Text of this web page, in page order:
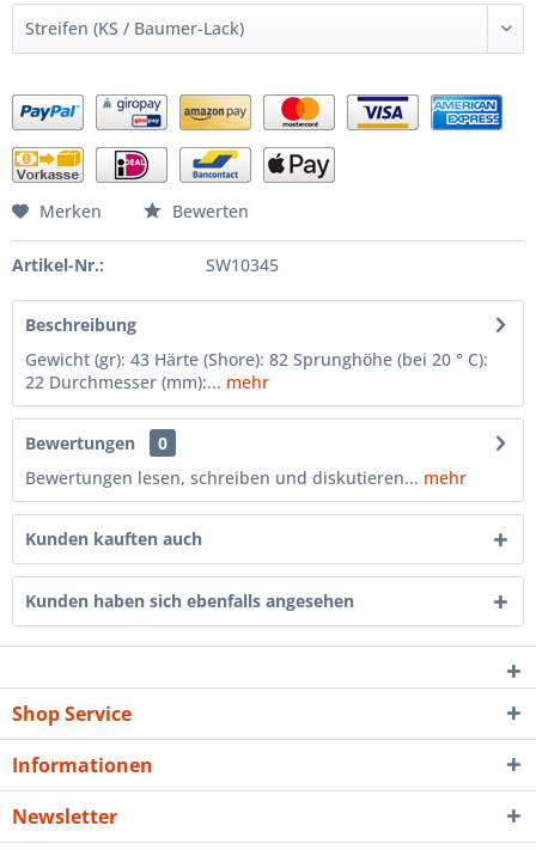
Merken Bewerten
Artikel-Nr.: SW10345
Beschreibung
Gewicht (gr): 43 Härte (Shore): 82 Sprunghöhe (bei 20 ° C):
22 Durchmesser (mm):... mehr
Bewertungen
0
Bewertungen lesen, schreiben und diskutieren... mehr
Kunden kauften auch
Kunden haben sich ebenfalls angesehen
Shop Service
Informationen
Newsletter